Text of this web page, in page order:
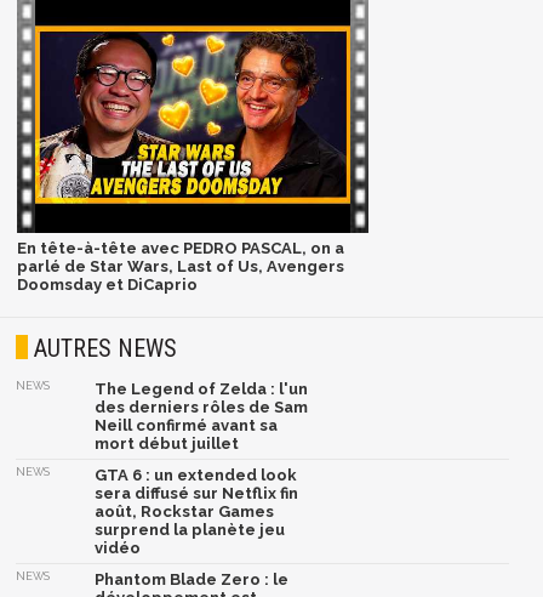
En tête-à-tête avec PEDRO PASCAL, on a
parlé de Star Wars, Last of Us, Avengers
Doomsday et DiCaprio
AUTRES NEWS
NEWS
The Legend of Zelda : l'un
des derniers rôles de Sam
Neill confirmé avant sa
mort début juillet
NEWS
GTA 6 : un extended look
sera diffusé sur Netflix fin
août, Rockstar Games
surprend la planète jeu
vidéo
NEWS
Phantom Blade Zero : le